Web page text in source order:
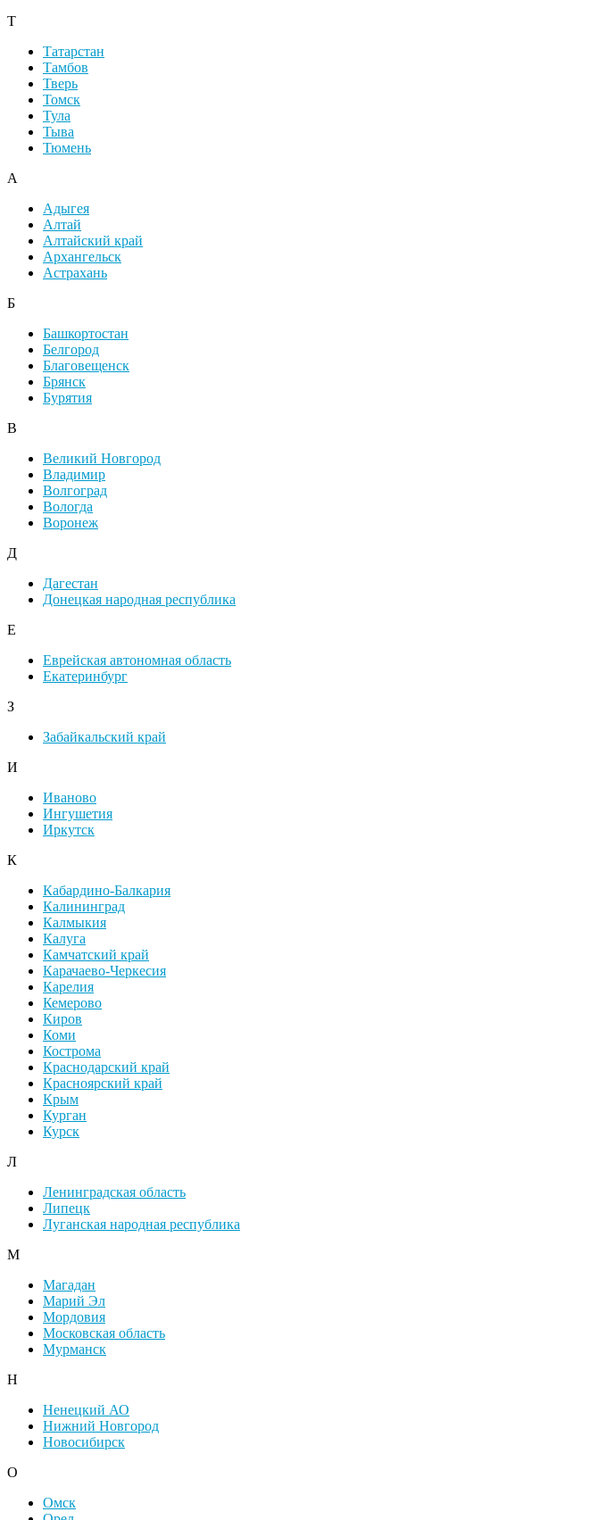
Т
Татарстан
Тамбов
Тверь
Томск
Тула
Тыва
Тюмень
А
Адыгея
Алтай
Алтайский край
Архангельск
Астрахань
Б
Башкортостан
Белгород
Благовещенск
Брянск
Бурятия
В
Великий Новгород
Владимир
Волгоград
Вологда
Воронеж
Д
Дагестан
Донецкая народная республика
Е
Еврейская автономная область
Екатеринбург
З
Забайкальский край
И
Иваново
Ингушетия
Иркутск
К
Кабардино-Балкария
Калининград
Калмыкия
Калуга
Камчатский край
Карачаево-Черкесия
Карелия
Кемерово
Киров
Коми
Кострома
Краснодарский край
Красноярский край
Крым
Курган
Курск
Л
Ленинградская область
Липецк
Луганская народная республика
М
Магадан
Марий Эл
Мордовия
Московская область
Мурманск
Н
Ненецкий АО
Нижний Новгород
Новосибирск
О
Омск